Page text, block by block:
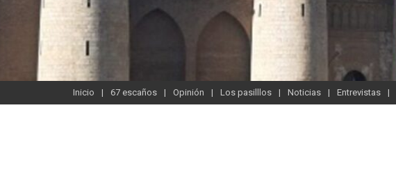
Inicio 67 escaños Opinión Los pasilllos Noticias Entrevistas